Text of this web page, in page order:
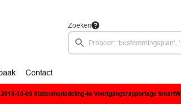
Zoeken
Contact
2018-10-09 Statenmededeling 4e Voortgangsrapportage SmartWayZNL.pdf